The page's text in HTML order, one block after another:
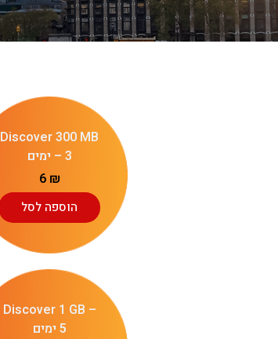
Discover 300 MB
– 3 ימים
6 ₪
הוספה לסל
Discover 1 GB –
5 ימים